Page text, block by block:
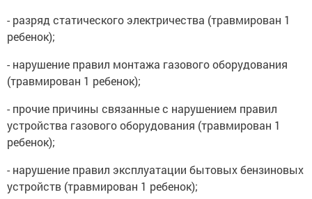
- разряд статического электричества (травмирован 1
ребенок);
- нарушение правил монтажа газового оборудования
(травмирован 1 ребенок);
- прочие причины связанные с нарушением правил
устройства газового оборудования (травмирован 1
ребенок);
- нарушение правил эксплуатации бытовых бензиновых
устройств (травмирован 1 ребенок);